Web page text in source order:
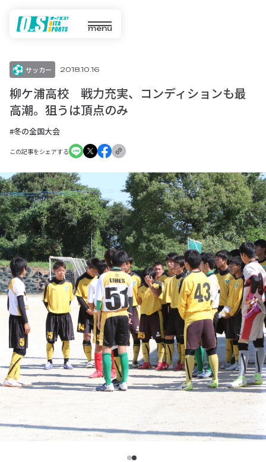
menu
サッカー 2018.10.16
柳ケ浦高校 戦力充実、コンディションも最
高潮。狙うは頂点のみ
#冬の全国大会
この記事をシェアする